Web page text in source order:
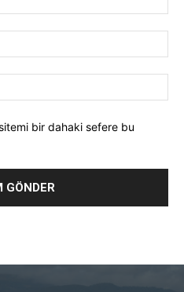
bir dahaki sefere bu